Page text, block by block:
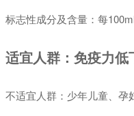
标志性成分及含量：每
适宜人群：免疫力低
不适宜人群：少年儿童、孕